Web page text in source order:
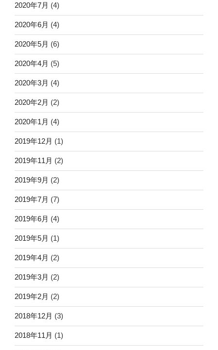
2020年7月 (4)
2020年6月 (4)
2020年5月 (6)
2020年4月 (5)
2020年3月 (4)
2020年2月 (2)
2020年1月 (4)
2019年12月 (1)
2019年11月 (2)
2019年9月 (2)
2019年7月 (7)
2019年6月 (4)
2019年5月 (1)
2019年4月 (2)
2019年3月 (2)
2019年2月 (2)
2018年12月 (3)
2018年11月 (1)